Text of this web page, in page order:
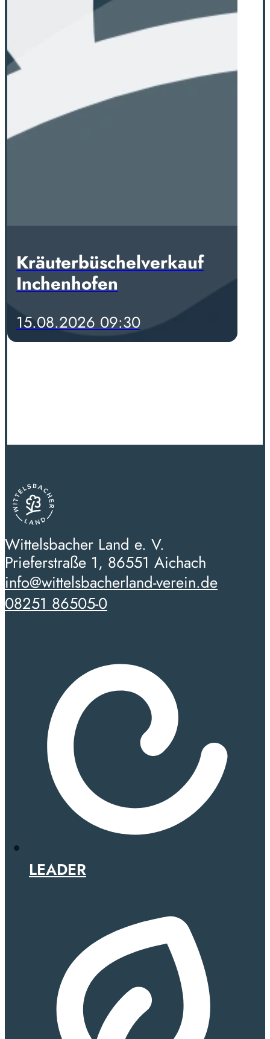
Kräuterbüschelverkauf
Inchenhofen
15.08.2026 09:30
Wittelsbacher Land e. V.
Prieferstraße 1, 86551 Aichach
info@wittelsbacherland-verein.de
08251 86505-0
LEADER